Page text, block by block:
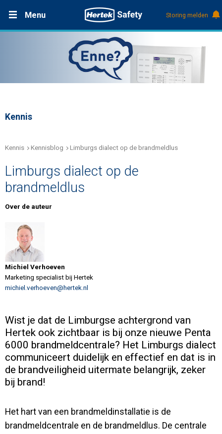
Menu
Over Hertek
Werken bij Hertek
Contact
Storing melden
Productdocumentatie (DMS)
+31 (0)495 584111
Kennis
Kennis Kennisblog Limburgs dialect op de brandmeldlus
Limburgs dialect op de
brandmeldlus
Over de auteur
Michiel Verhoeven
Marketing specialist bij Hertek
michiel.verhoeven@hertek.nl
Wist je dat de Limburgse achtergrond van
Hertek ook zichtbaar is bij onze nieuwe Penta
6000 brandmeldcentrale? Het Limburgs dialect
communiceert duidelijk en effectief en dat is in
de brandveiligheid uitermate belangrijk, zeker
bij brand!
Het hart van een brandmeldinstallatie is de
brandmeldcentrale en de brandmeldlus. De centrale